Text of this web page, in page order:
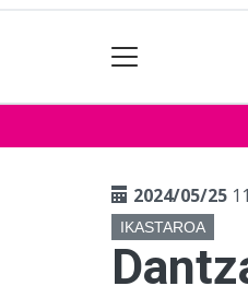
2024/05/25
IKASTAROA